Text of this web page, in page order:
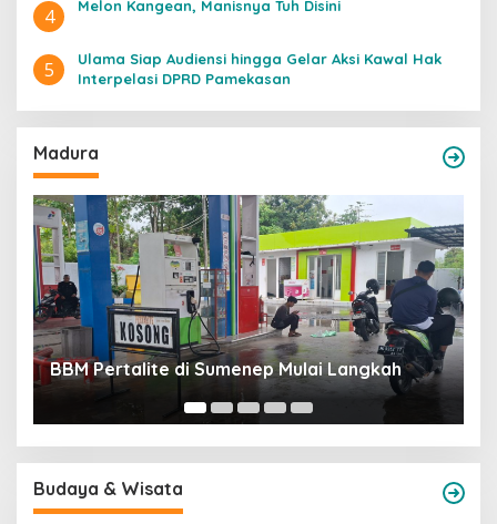
4 Melon Kangean, Manisnya Tuh Disini
5
Ulama Siap Audiensi hingga Gelar Aksi Kawal Hak
Interpelasi DPRD Pamekasan
Madura
BBM Pertalite di Sumenep Mulai Langkah
Budaya & Wisata